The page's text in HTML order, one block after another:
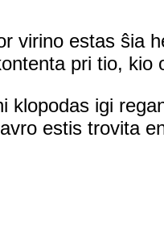
virino estas ŝia
pri tio, kio
klopodas igi
estis trovita